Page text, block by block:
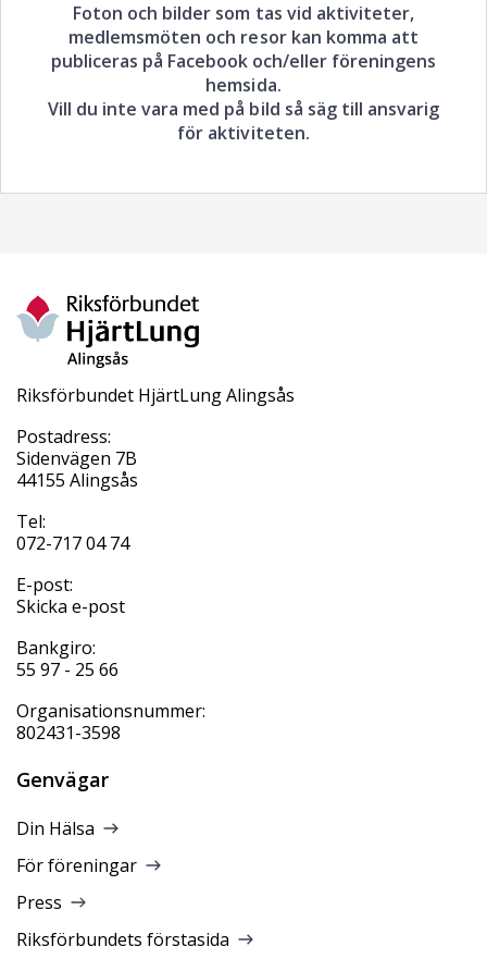
Foton och bilder som tas vid aktiviteter,
medlemsmöten och resor kan komma att
publiceras på Facebook och/eller föreningens
hemsida.
Vill du inte vara med på bild så säg till ansvarig
för aktiviteten.
Riksförbundet HjärtLung Alingsås
Postadress:
Sidenvägen 7B
44155 Alingsås
Tel:
072-717 04 74
E-post:
Skicka e-post
Bankgiro:
55 97 - 25 66
Organisationsnummer:
802431-3598
Genvägar
Din Hälsa
För föreningar
Press
Riksförbundets förstasida